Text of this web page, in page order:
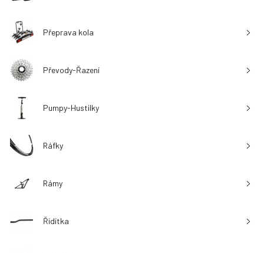
Přeprava kola
Převody-Řazení
Pumpy-Hustilky
Ráfky
Rámy
Řidítka